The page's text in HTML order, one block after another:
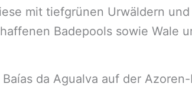
mit tiefgrünen Urwäldern
Badepools sowie Wale
da Agualva auf der